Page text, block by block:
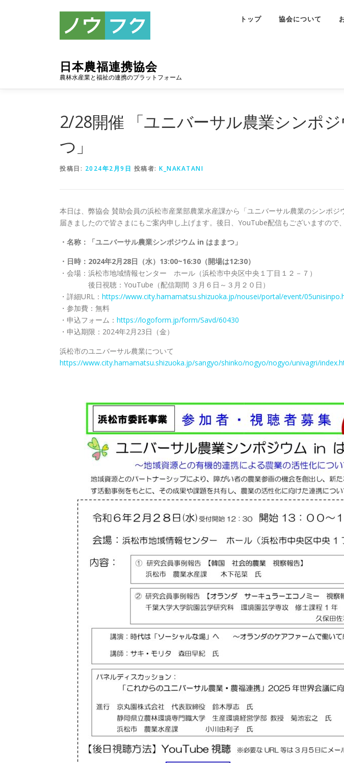
キ
日本農福連携協会
農林水産業と福祉の連携のプラットフォーム
トップ 協会について
2/28開催 「ユニバーサル農業シンポ
つ」
投稿日: 2024年2月9日 投稿者: K_NAKATANI
本日は、弊協会 賛助会員の浜松市産業部農業水産課から「ユニバーサル農業のシンポ
届きましたので皆さまにもご案内申し上げます。後日、YouTube配信もございますので
・名称：「ユニバーサル農業シンポジウム in はままつ」
・日時：2024年2月28日（水）13:00~16:30（開場は12:30）
・会場：浜松市地域情報センター ホール（浜松市中央区中央１丁目１２－７）
後日視聴：YouTube（配信期間 ３月６日～３月２０日）
・詳細URL： https://www.city.hamamatsu.shizuoka.jp/nousei/portal/event/
・参加費：無料
・申込フォーム： https://logoform.jp/form/Savd/60430
・申込期限：2024年2月23日（金）
浜松市のユニバーサル農業について
https://www.city.hamamatsu.shizuoka.jp/sangyo/shinko/nogyo/nogyo/univagri/